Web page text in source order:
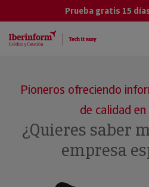
Prueba gratis 15
Pioneros ofreciendo
de calidad en
¿Quieres saber
empresa